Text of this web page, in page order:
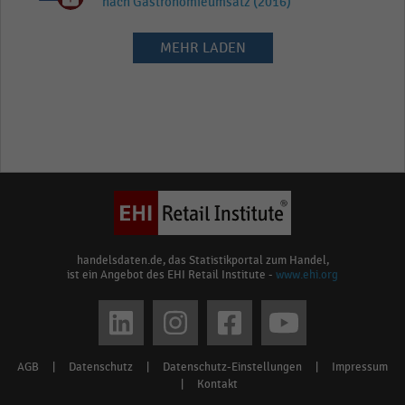
MEHR LADEN
handelsdaten.de, das Statistikportal zum Handel,
ist ein Angebot des EHI Retail Institute - www.ehi.org
Footer
AGB Datenschutz Datenschutz-Einstellungen
Impressum
Kontakt